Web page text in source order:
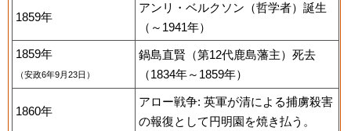
1859年
アンリ・ベルクソン（哲学者）誕生
（～1941年）
1859年
（安政6年9月23日）
鍋島直賢（第12代鹿島藩主）死去
（1834年～1859年）
1860年
アロー戦争: 英軍が清による捕虜殺害
の報復として円明園を焼き払う。